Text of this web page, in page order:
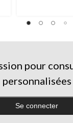
pour
personnalisées
Se connecter